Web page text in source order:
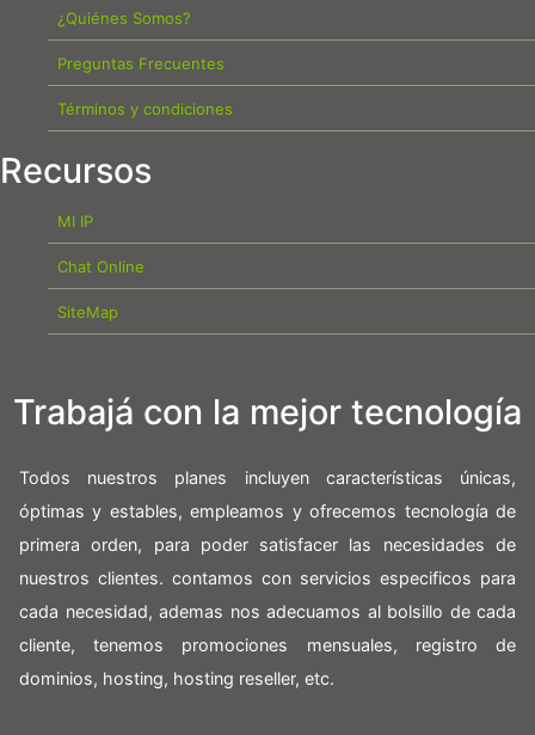
¿Quiénes Somos?
Preguntas Frecuentes
Términos y condiciones
Recursos
MI IP
Chat Online
SiteMap
Trabajá con la mejor tecnología
Todos nuestros planes incluyen características únicas,
óptimas y estables, empleamos y ofrecemos tecnología de
primera orden, para poder satisfacer las necesidades de
nuestros clientes. contamos con servicios especificos para
cada necesidad, ademas nos adecuamos al bolsillo de cada
cliente, tenemos promociones mensuales, registro de
dominios, hosting, hosting reseller, etc.